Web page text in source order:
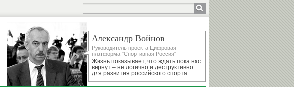
Александр Войнов
Руководитель проекта Цифровая
платформа "Спортивная Россия"
Жизнь показывает, что ждать пока нас
вернут – не логично и деструктивно
для развития российского спорта